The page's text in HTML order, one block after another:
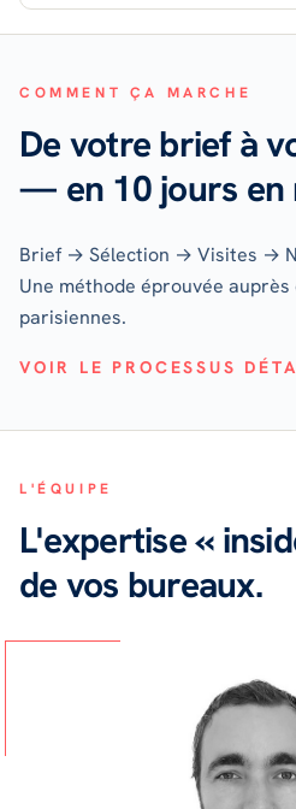
COMMENT ÇA MARCHE
De votre brief à
— en 10 jours en
Brief → Sélection → Visites →
Une méthode éprouvée
parisiennes.
VOIR LE PROCESSUS
L'ÉQUIPE
L'expertise «
de vos bureaux.